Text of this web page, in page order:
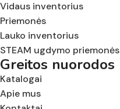
Vidaus inventorius
Priemonės
Lauko inventorius
STEAM ugdymo priemonės
Greitos nuorodos
Katalogai
Apie mus